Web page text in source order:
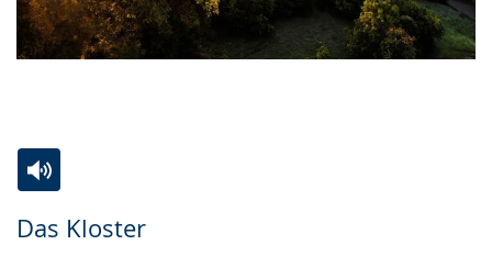
Das Kloster
Leichten
Audio-
Video